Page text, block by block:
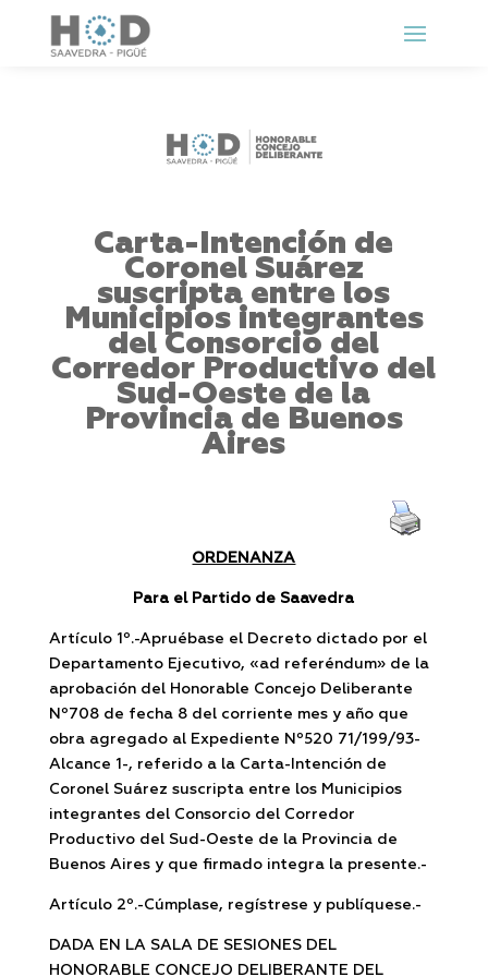
Carta-Intención de
Coronel Suárez
suscripta entre los
Municipios integrantes
del Consorcio del
Corredor Productivo del
Sud-Oeste de la
Provincia de Buenos
Aires
ORDENANZA
Para el Partido de Saavedra
Artículo 1º.-Apruébase el Decreto dictado por el
Departamento Ejecutivo, «ad referéndum» de la
aprobación del Honorable Concejo Deliberante
Nº708 de fecha 8 del corriente mes y año que
obra agregado al Expediente Nº520 71/199/93-
Alcance 1-, referido a la Carta-Intención de
Coronel Suárez suscripta entre los Municipios
integrantes del Consorcio del Corredor
Productivo del Sud-Oeste de la Provincia de
Buenos Aires y que firmado integra la presente.-
Artículo 2º.-Cúmplase, regístrese y publíquese.-
DADA EN LA SALA DE SESIONES DEL
HONORABLE CONCEJO DELIBERANTE DEL